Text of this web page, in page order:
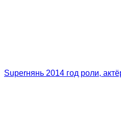
Superнянь 2014 год роли,